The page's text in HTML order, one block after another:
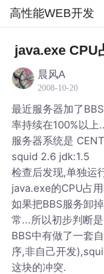
高性能WEB开发
社区 高性能
java.exe CPU
晨风A
2008-10-20
最近服务器加了
率持续在100%以
服务器系统是
squid 2.6 jdk:1.5
检查后发现,单独运
java.exe的CPU占
如果把BBS服务卸
常...所以初步判断
BBS中有做了一套
序,非自己开发
这块的冲突.